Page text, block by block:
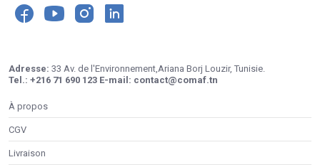
Adresse: 33 Av. de l'Environnement,Ariana Borj Louzir, Tunisie.
Tel.: +216 71 690 123 E-mail: contact@comaf.tn
À propos
CGV
Livraison